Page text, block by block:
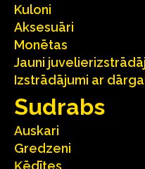
Kuloni
Aksesuāri
Monētas
Jauni
Izstrādājumi ar
Sudrabs
Auskari
Gredzeni
Ķēdītes